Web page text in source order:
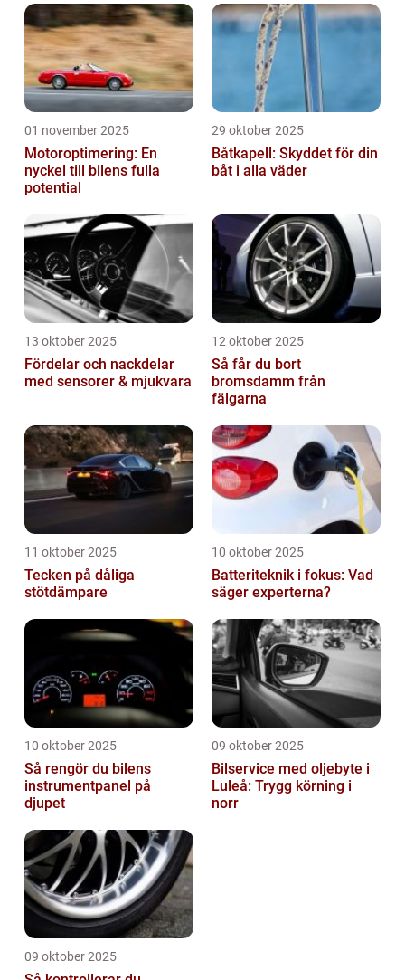
01 november 2025
Motoroptimering: En
nyckel till bilens fulla
potential
29 oktober 2025
Båtkapell: Skyddet för din
båt i alla väder
13 oktober 2025
Fördelar och nackdelar
med sensorer & mjukvara
12 oktober 2025
Så får du bort
bromsdamm från
fälgarna
11 oktober 2025
Tecken på dåliga
stötdämpare
10 oktober 2025
Batteriteknik i fokus: Vad
säger experterna?
10 oktober 2025
Så rengör du bilens
instrumentpanel på
djupet
09 oktober 2025
Bilservice med oljebyte i
Luleå: Trygg körning i
norr
09 oktober 2025